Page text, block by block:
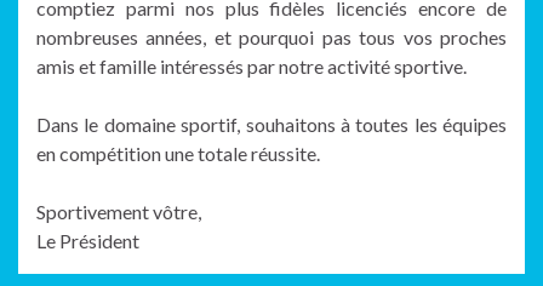
comptiez parmi nos plus fidèles licenciés encore de
nombreuses années, et pourquoi pas tous vos proches
amis et famille intéressés par notre activité sportive.
Dans le domaine sportif, souhaitons à toutes les équipes
en compétition une totale réussite.
Sportivement vôtre,
Le Président